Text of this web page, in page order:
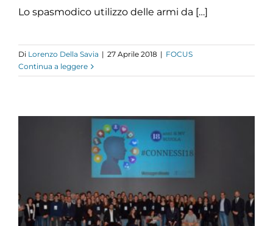
Lo spasmodico utilizzo delle armi da […]
Di Lorenzo Della Savia | 27 Aprile 2018 | FOCUS
Continua a leggere